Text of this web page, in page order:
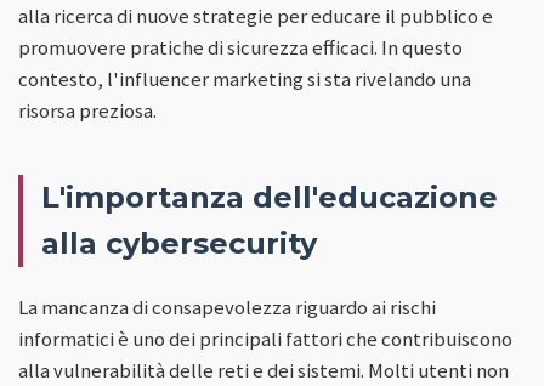
alla ricerca di nuove strategie per educare il pubblico e
promuovere pratiche di sicurezza efficaci. In questo
contesto, l'influencer marketing si sta rivelando una
risorsa preziosa.
L'importanza dell'educazione
alla cybersecurity
La mancanza di consapevolezza riguardo ai rischi
informatici è uno dei principali fattori che contribuiscono
alla vulnerabilità delle reti e dei sistemi. Molti utenti non